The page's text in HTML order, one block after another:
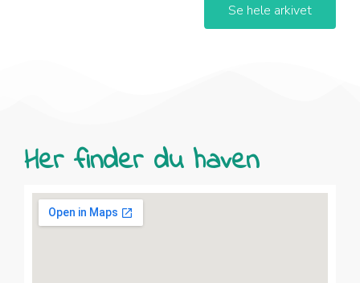
Se hele arkivet
Her finder du haven